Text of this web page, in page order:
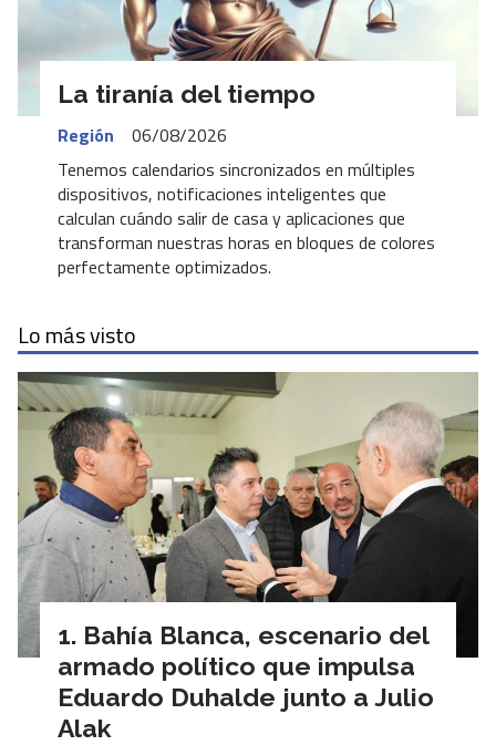
La tiranía del tiempo
Región
06/08/2026
Tenemos calendarios sincronizados en múltiples
dispositivos, notificaciones inteligentes que
calculan cuándo salir de casa y aplicaciones que
transforman nuestras horas en bloques de colores
perfectamente optimizados.
Lo más visto
Bahía Blanca, escenario del
armado político que impulsa
Eduardo Duhalde junto a Julio
Alak